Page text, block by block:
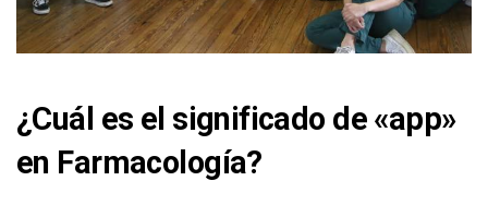
¿Cuál es el significado de «app»
en Farmacología?